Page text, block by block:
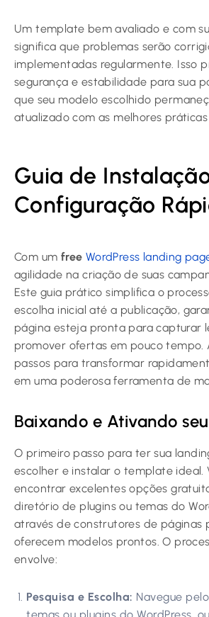
Um template bem avaliado e com
significa que problemas serão
implementadas regularmente. Isso
segurança e estabilidade para sua
que seu modelo escolhido
atualizado com as melhores práticas
Guia de
Configuração
Com um free WordPress landing
agilidade na criação de suas
Este guia prático simplifica o
escolha inicial até a publicação,
página esteja pronta para capturar
promover ofertas em pouco tempo.
passos para transformar
em uma poderosa ferramenta de
Baixando e Ativando
O primeiro passo para ter sua
escolher e instalar o template ideal.
encontrar excelentes opções
diretório de plugins ou temas do
através de construtores de páginas
oferecem modelos prontos. O
envolve:
Pesquisa e Escolha: Navegue